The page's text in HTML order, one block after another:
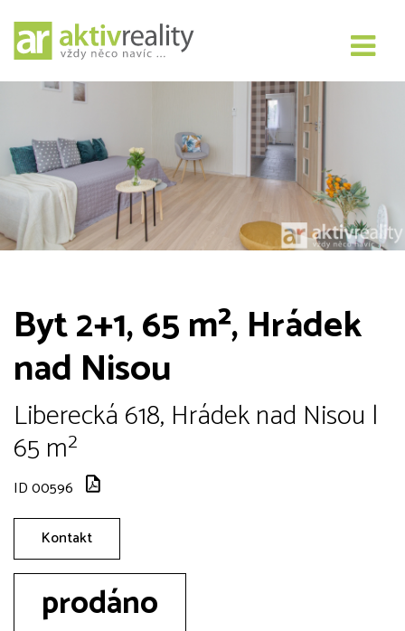
Byt 2+1, 65 m², Hrádek
nad Nisou
Liberecká 618, Hrádek nad Nisou |
65 m²
ID 00596
Kontakt
prodáno